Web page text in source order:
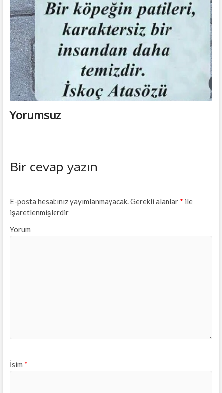
Yorumsuz
Bir cevap yazın
E-posta hesabınız yayımlanmayacak.Gerekli alanlar * ile
işaretlenmişlerdir
Yorum
İsim *